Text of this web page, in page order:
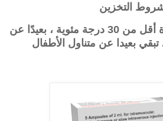
التخزين
يحفظ في درجة حرارة أقل من 30 درجة مئوية ، بعيدًا عن
تبقي بعيدا عن متناول الأطفال